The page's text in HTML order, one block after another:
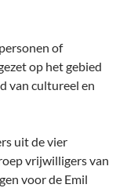
of
op het gebied
van cultureel en
uit de vier
vrijwilligers van
voor de Emil